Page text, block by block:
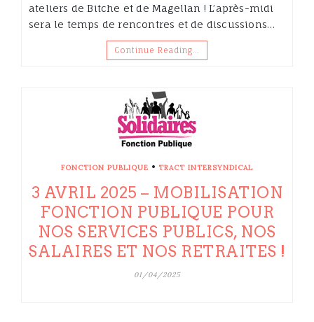
ateliers de Bitche et de Magellan ! L’après-midi
sera le temps de rencontres et de discussions…
Continue Reading…
FONCTION PUBLIQUE • TRACT INTERSYNDICAL
3 AVRIL 2025 – MOBILISATION
FONCTION PUBLIQUE POUR
NOS SERVICES PUBLICS, NOS
SALAIRES ET NOS RETRAITES !
01/04/2025